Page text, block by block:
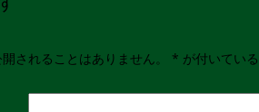
されることはありません。 * が付いてい